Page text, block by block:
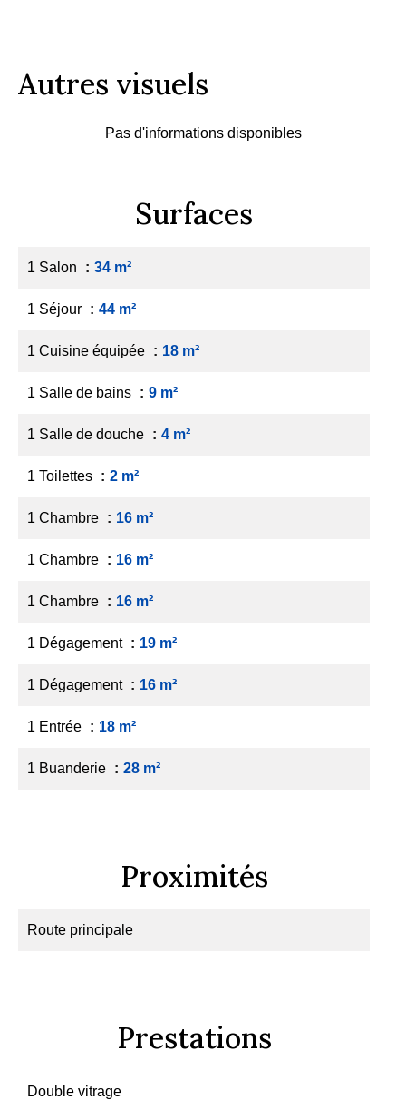
Autres visuels
Pas d'informations disponibles
Surfaces
1 Salon 34 m²
1 Séjour 44 m²
1 Cuisine équipée 18 m²
1 Salle de bains 9 m²
1 Salle de douche 4 m²
1 Toilettes 2 m²
1 Chambre 16 m²
1 Chambre 16 m²
1 Chambre 16 m²
1 Dégagement 19 m²
1 Dégagement 16 m²
1 Entrée 18 m²
1 Buanderie 28 m²
Proximités
Route principale
Prestations
Double vitrage